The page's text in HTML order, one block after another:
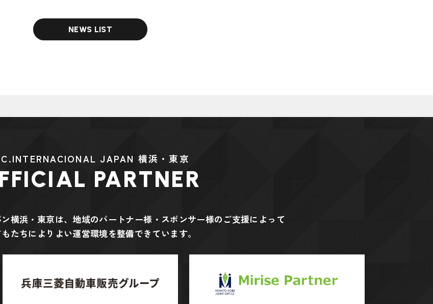
NEWS LIST
JAPAN 横浜・東京
PARTNER
横浜・東京は、地域のパートナー様・スポンサー様のご支援によって
たちによりよい運営環境を整備できています。